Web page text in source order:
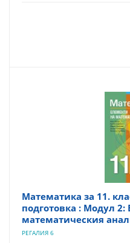
Математика за 11.
подготовка : Модул 2:
математическия
РЕГАЛИЯ 6